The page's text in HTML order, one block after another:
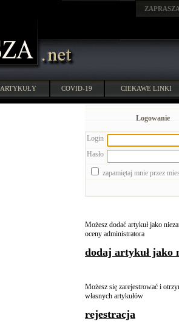
ARTYKUŁY COVID-19 CIEKAWE LINKI
Logowanie
Login
Hasło
zapamiętaj mnie przez
Możesz dodać artykuł jako
oceny administratora
dodaj artykuł jako
Możesz się zarejestrować i
własnych artykułów
rejestracja